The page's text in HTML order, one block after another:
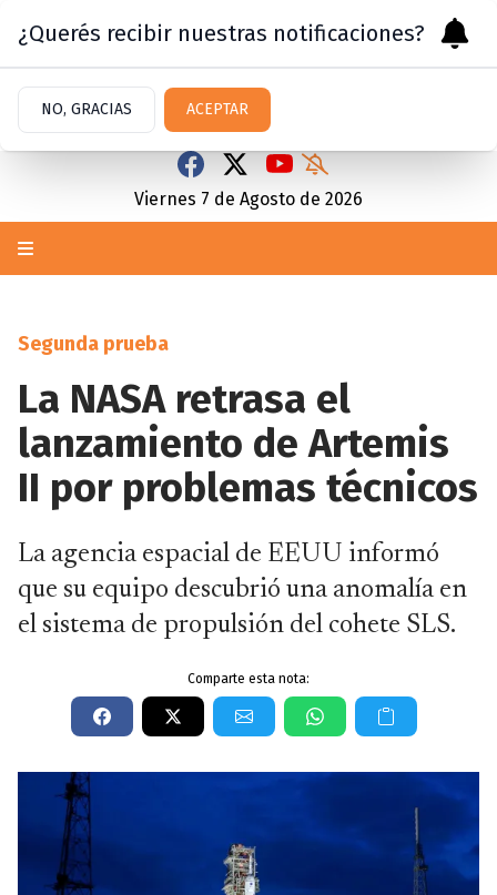
Viernes 7 de Agosto de 2026
Segunda prueba
La NASA retrasa el
lanzamiento de Artemis
II por problemas técnicos
La agencia espacial de EEUU informó
que su equipo descubrió una anomalía en
el sistema de propulsión del cohete SLS.
Comparte esta nota:
¿Querés recibir nuestras notificaciones?
NO, GRACIAS ACEPTAR